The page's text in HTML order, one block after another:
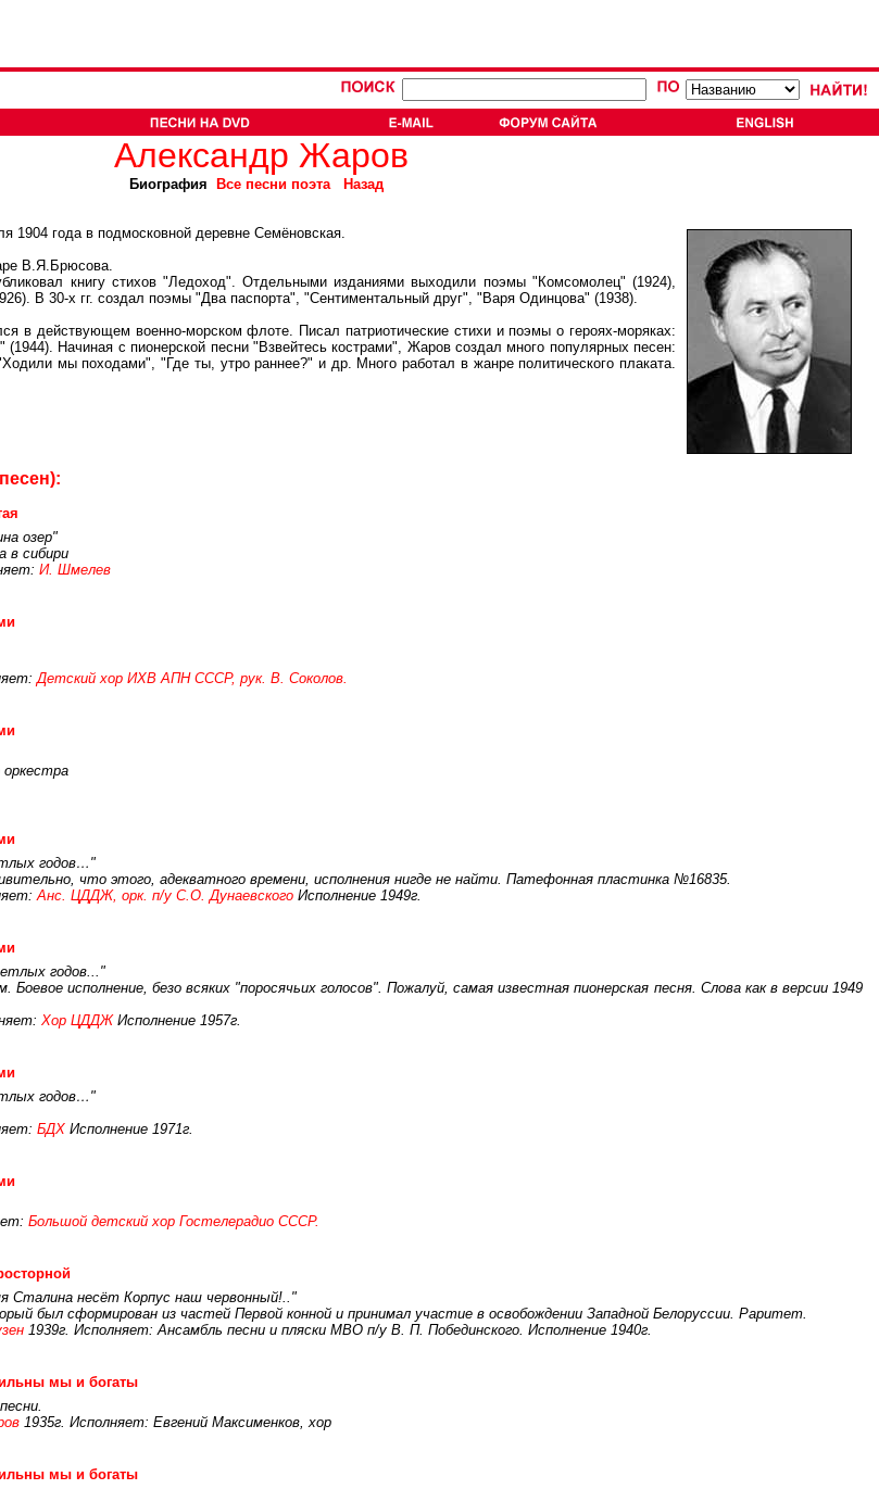
Александр Жаров
Биография Все песни поэта Назад
года в подмосковной деревне Семёновская.
В.Я.Брюсова.
книгу стихов "Ледоход". Отдельными изданиями выходили поэмы "Комсомолец" (1924),
В 30-х гг. создал поэмы "Два паспорта", "Сентиментальный друг", "Варя Одинцова" (1938).
действующем военно-морском флоте. Писал патриотические стихи и поэмы о героях-моряках:
Начиная с пионерской песни "Взвейтесь кострами", Жаров создал много популярных песен:
мы походами", "Где ты, утро раннее?" и др. Много работал в жанре политического плаката.
озер"
в сибири
И. Шмелев
Детский хор ИХВ АПН СССР, рук. В. Соколов.
оркестра
годов…"
что этого, адекватного времени, исполнения нигде не найти. Патефонная пластинка №16835.
Анс. ЦДДЖ, орк. п/у С.О. Дунаевского Исполнение 1949г.
годов..."
исполнение, безо всяких "поросячьих голосов". Пожалуй, самая известная пионерская песня. Слова как в версии 1949
Хор ЦДДЖИсполнение 1957г.
годов…"
БДХ Исполнение 1971г.
Большой детский хор Гостелерадио СССР.
Сталина несёт Корпус наш червонный!.."
был сформирован из частей Первой конной и принимал участие в освобождении Западной Белоруссии. Раритет.
1939г. Исполняет: Ансамбль песни и пляски МВО п/у В. П. Побединского. Исполнение 1940г.
мы и богаты
1935г. Исполняет: Евгений Максименков, хор
мы и богаты